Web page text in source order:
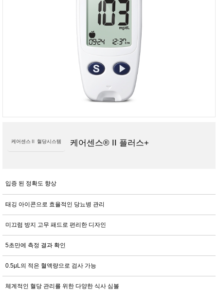
케어센스Ⅱ 혈당시스템 케어센스® II 플러스+
입증 된 정확도 향상
태깅 아이콘으로 효율적인 당뇨병 관리
미끄럼 방지 고무 패드로 편리한 디자인
5초만에 측정 결과 확인
0.5μL의 적은 혈액량으로 검사 가능
체계적인 혈당 관리를 위한 다양한 식사 심볼